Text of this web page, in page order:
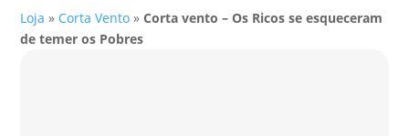
Loja » Corta Vento »Corta vento – Os Ricos se esqueceram
de temer os Pobres